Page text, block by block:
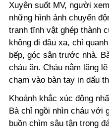
Xuyên suốt MV, người
những hình ảnh chuyển
tranh tĩnh vật ghép thành
không đi đâu xa, chỉ
bếp, góc sân trước nhà.
cháu ăn. Cháu nằm lặng
chạm vào bàn tay in dấu
Khoảnh khắc xúc động
Bà chỉ ngồi nhìn cháu với
buồn chìm sâu tận trong